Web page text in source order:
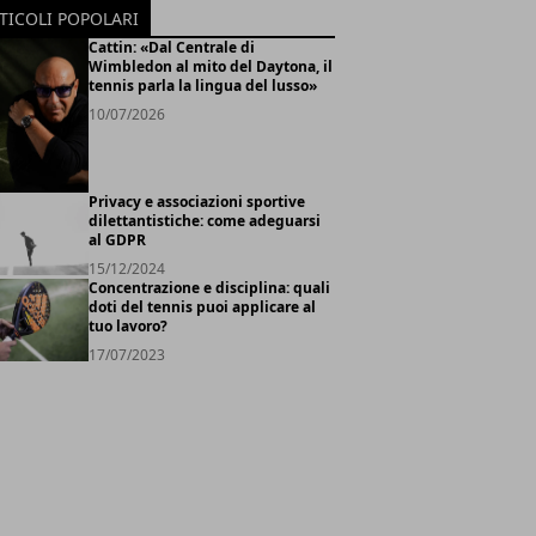
POPOLARI
Cattin: «Dal Centrale di
Wimbledon al mito del Daytona, il
tennis parla la lingua del lusso»
10/07/2026
Privacy e associazioni sportive
dilettantistiche: come adeguarsi
al GDPR
15/12/2024
Concentrazione e disciplina: quali
doti del tennis puoi applicare al
tuo lavoro?
17/07/2023